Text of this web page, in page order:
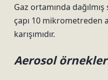
Gaz ortamında dağılmış
çapı 10 mikrometreden
karışımıdır.
Aerosol